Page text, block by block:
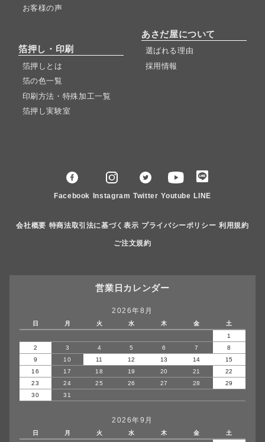
お客様の声
箔押し・印刷
箔押しとは
箔の色一覧
印刷方法・特殊加工一覧
箔押し実験室
あさだ屋について
選ばれる理由
採用情報
Facebook Instagram Twitter Youtube LINE
会社概要 特商法取引法に基づく表示 プライバシーポリシー 利用規約
ご注文規約
営業日カレンダー
2026年8月
日 月 火 水 木 金
土
1
2
3 4 5 6 7
8
9
10 11 12 13 14
15
16
17 18 19 20 21
22
23
24 25 26 27 28
29
30
31
2026年9月
日 月 火 水 木 金 土